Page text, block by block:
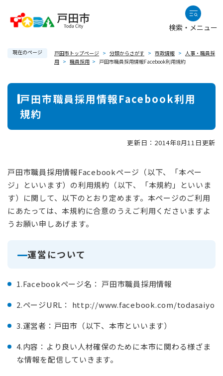
検索・メニュー
現在のページ 戸田市トップページ > 分類からさがす > 市政情報 > 人事・職員採
用 > 職員採用 > 戸田市職員採用情報Facebook利用規約
本
戸田市職員採用情報Facebook利用
規約
更新日：2014年8月11日更新
戸田市職員採用情報Facebookページ（以下、「本ペー
ジ」といいます）の利用規約（以下、「本規約」といいま
す）に関して、以下のとおり定めます。本ページのご利用
にあたっては、本規約に合意のうえご利用くださいますよ
うお願い申しあげます。
運営について
1.Facebookページ名： 戸田市職員採用情報
2.ページURL： http://www.facebook.com/todasaiyo
3.運営者：戸田市（以下、本市といいます）
4.内容：より良い人材確保のために本市に関わる様ざま
な情報を配信していきます。